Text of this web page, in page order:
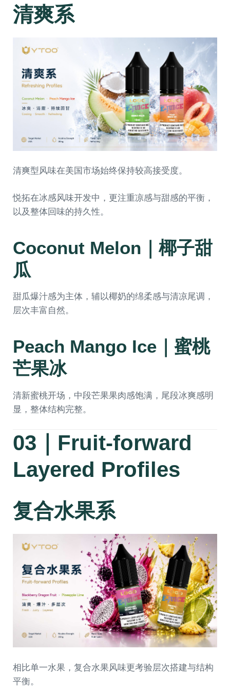
清爽系
清爽型风味在美国市场始终保持较高接受度。
悦拓在冰感风味开发中，更注重凉感与甜感的平衡，
以及整体回味的持久性。
Coconut Melon｜椰子甜
瓜
甜瓜爆汁感为主体，辅以椰奶的绵柔感与清凉尾调，
层次丰富自然。
Peach Mango Ice｜蜜桃
芒果冰
清新蜜桃开场，中段芒果果肉感饱满，尾段冰爽感明
显，整体结构完整。
03｜Fruit-forward
Layered Profiles
复合水果系
相比单一水果，复合水果风味更考验层次搭建与结构
平衡。